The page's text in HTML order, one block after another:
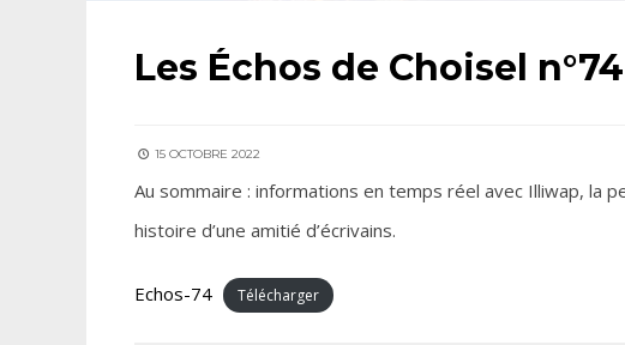
Les Échos de Choisel n°74
15 OCTOBRE 2022
Au sommaire : informations en temps réel avec Illiwap, la
histoire d’une amitié d’écrivains.
Echos-74 Télécharger